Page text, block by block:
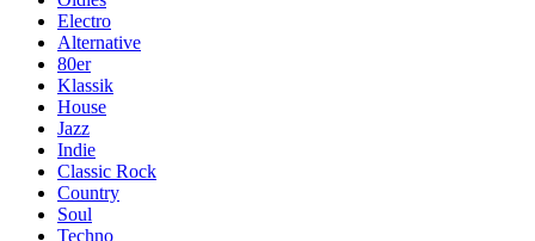
Electro
Alternative
80er
Klassik
House
Jazz
Indie
Classic Rock
Country
Soul
Techno